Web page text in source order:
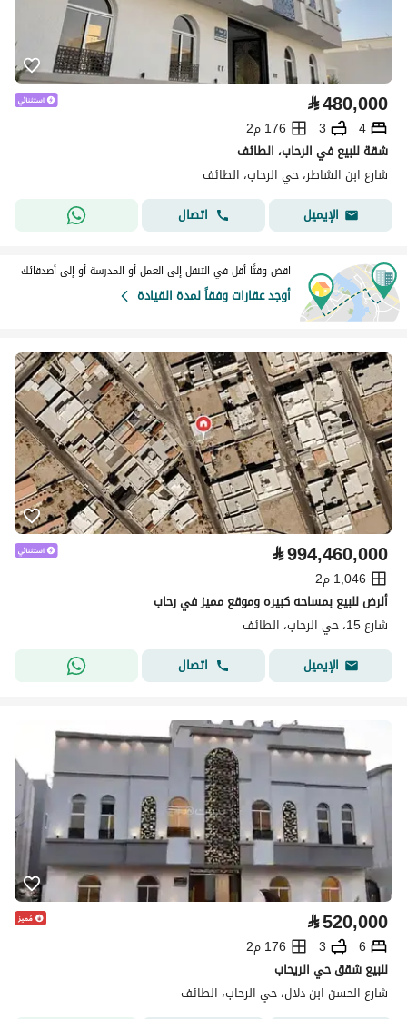
⃁480,000
4
3
176 م2
شقة للبيع في الرحاب، الطائف
شارع ابن الشاطر، حي الرحاب، الطائف
الإيميل
اتصال
اقض وقتًا أقل في التنقل إلى العمل أو المدرسة أو إلى أصدقائك
أوجد عقارات وفقاً لمدة القيادة
⃁994,460,000
1,046 م2
ألرض للبيع بمساحه كبيره وموقع مميز في رحاب
شارع 15، حي الرحاب، الطائف
الإيميل
اتصال
⃁520,000
6
3
176 م2
للبيع شقق حي الريحاب
شارع الحسن ابن دلال، حي الرحاب، الطائف